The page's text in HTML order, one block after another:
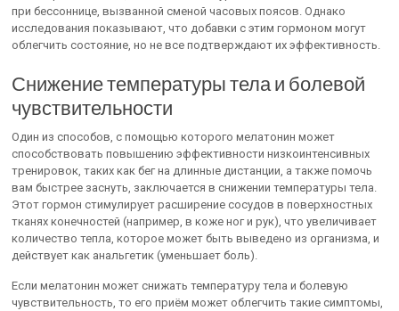
при бессоннице, вызванной сменой часовых поясов. Однако
исследования показывают, что добавки с этим гормоном могут
облегчить состояние, но не все подтверждают их эффективность.
Снижение температуры тела и болевой
чувствительности
Один из способов, с помощью которого мелатонин может
способствовать повышению эффективности низкоинтенсивных
тренировок, таких как бег на длинные дистанции, а также помочь
вам быстрее заснуть, заключается в снижении температуры тела.
Этот гормон стимулирует расширение сосудов в поверхностных
тканях конечностей (например, в коже ног и рук), что увеличивает
количество тепла, которое может быть выведено из организма, и
действует как анальгетик (уменьшает боль).
Если мелатонин может снижать температуру тела и болевую
чувствительность, то его приём может облегчить такие симптомы,